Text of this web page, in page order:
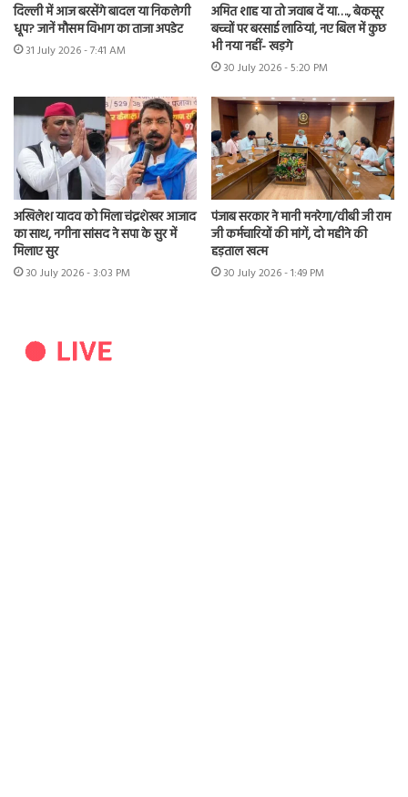
दिल्ली में आज बरसेंगे बादल या निकलेगी
धूप? जानें मौसम विभाग का ताजा अपडेट
31 July 2026 - 7:41 AM
अमित शाह या तो जवाब दें या…., बेकसूर
बच्चों पर बरसाई लाठियां, नए बिल में कुछ
भी नया नहीं- खड़गे
30 July 2026 - 5:20 PM
अखिलेश यादव को मिला चंद्रशेखर आजाद
का साथ, नगीना सांसद ने सपा के सुर में
मिलाए सुर
30 July 2026 - 3:03 PM
पंजाब सरकार ने मानी मनरेगा/वीबी जी राम
जी कर्मचारियों की मांगें, दो महीने की
हड़ताल खत्म
30 July 2026 - 1:49 PM